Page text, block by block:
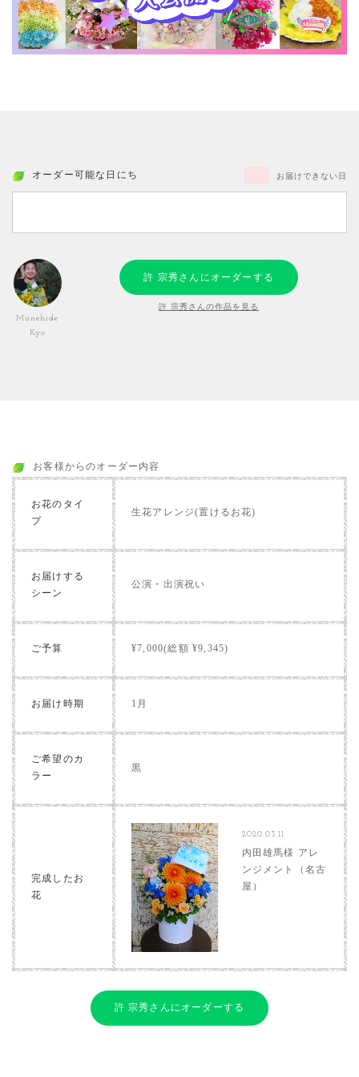
オーダー可能な日にち お届けできない日
Munehide
Kyo
許 宗秀さんにオーダーする
許 宗秀さんの作品を見る
お客様からのオーダー内容
お花のタイ
プ
生花アレンジ(置けるお花)
お届けする
シーン
公演・出演祝い
ご予算 ¥7,000(総額 ¥9,345)
お届け時期 1月
ご希望のカ
ラー
黒
完成したお
花
2020.03.11
内田雄馬様 アレ
ンジメント（名古
屋）
許 宗秀さんにオーダーする